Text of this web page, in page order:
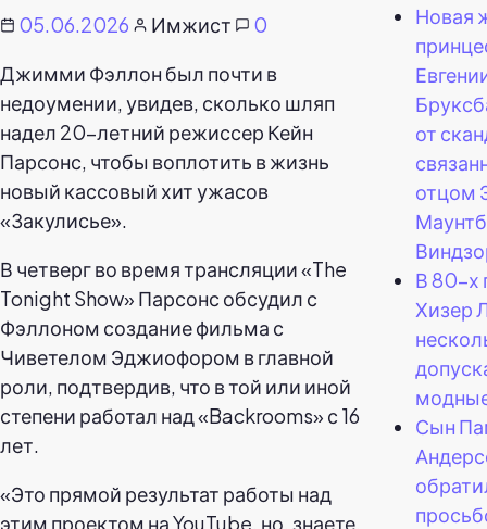
05.06.2026 Имжист
0
Джимми Фэллон был почти в
недоумении, увидев, сколько шляп
надел 20-летний режиссер Кейн
Парсонс, чтобы воплотить в жизнь
новый кассовый хит ужасов
«Закулисье».
В четверг во время трансляции «The
Tonight Show» Парсонс обсудил с
Фэллоном создание фильма с
Чиветелом Эджиофором в главной
роли, подтвердив, что в той или иной
степени работал над «Backrooms» с 16
лет.
«Это прямой результат работы над
этим проектом на YouTube, но, знаете,
Новая
от
отцом
В 80-х
Хизер
Сын